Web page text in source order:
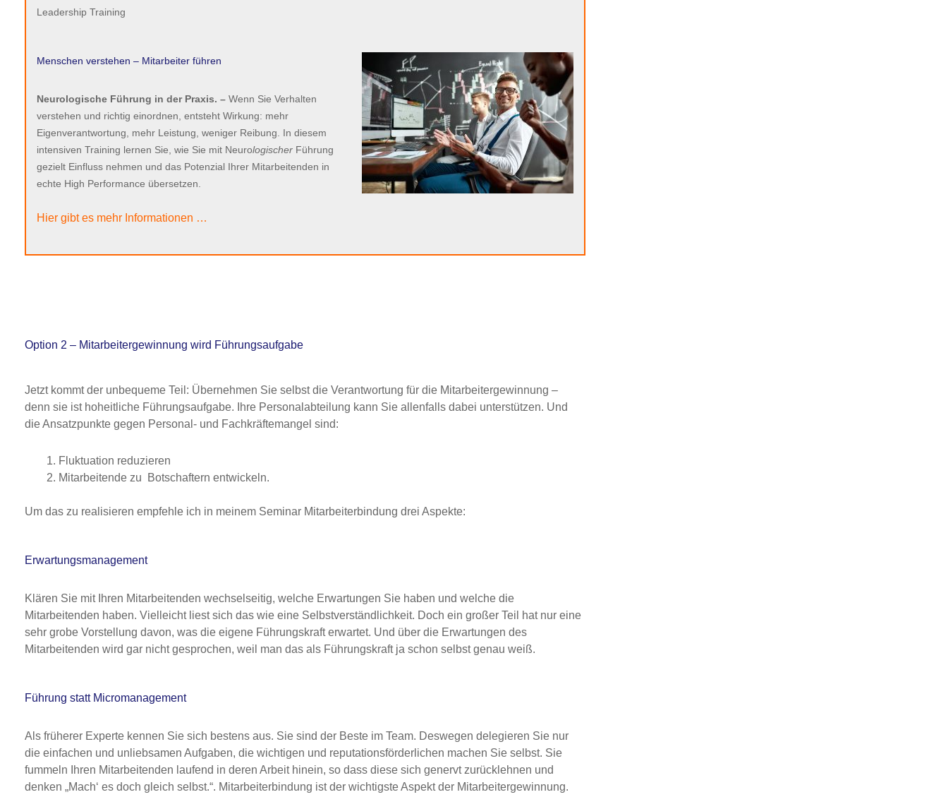
Leadership Training
Menschen verstehen – Mitarbeiter führen
Neurologische Führung in der Praxis. – Wenn Sie Verhalten
verstehen und richtig einordnen, entsteht Wirkung: mehr
Eigenverantwortung, mehr Leistung, weniger Reibung. In diesem
intensiven Training lernen Sie, wie Sie mit Neurologischer Führung
gezielt Einfluss nehmen und das Potenzial Ihrer Mitarbeitenden in
echte High Performance übersetzen.
Hier gibt es mehr Informationen …
Option 2 – Mitarbeitergewinnung wird Führungsaufgabe
Jetzt kommt der unbequeme Teil: Übernehmen Sie selbst die Verantwortung für die Mitarbeitergewinnung –
denn sie ist hoheitliche Führungsaufgabe. Ihre Personalabteilung kann Sie allenfalls dabei unterstützen. Und
die Ansatzpunkte gegen Personal- und Fachkräftemangel sind:
Fluktuation reduzieren
Mitarbeitende zu Botschaftern entwickeln.
Um das zu realisieren empfehle ich in meinem Seminar Mitarbeiterbindung drei Aspekte:
Erwartungsmanagement
Klären Sie mit Ihren Mitarbeitenden wechselseitig, welche Erwartungen Sie haben und welche die
Mitarbeitenden haben. Vielleicht liest sich das wie eine Selbstverständlichkeit. Doch ein großer Teil hat nur eine
sehr grobe Vorstellung davon, was die eigene Führungskraft erwartet. Und über die Erwartungen des
Mitarbeitenden wird gar nicht gesprochen, weil man das als Führungskraft ja schon selbst genau weiß.
Führung statt Micromanagement
Als früherer Experte kennen Sie sich bestens aus. Sie sind der Beste im Team. Deswegen delegieren Sie nur
die einfachen und unliebsamen Aufgaben, die wichtigen und reputationsförderlichen machen Sie selbst. Sie
fummeln Ihren Mitarbeitenden laufend in deren Arbeit hinein, so dass diese sich genervt zurücklehnen und
denken „Mach‘ es doch gleich selbst.“. Mitarbeiterbindung ist der wichtigste Aspekt der Mitarbeitergewinnung.